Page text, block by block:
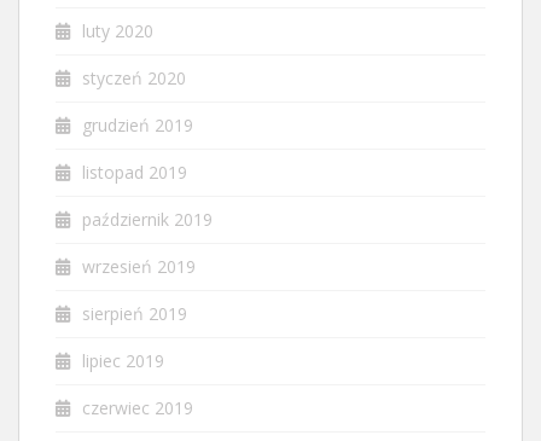
luty 2020
styczeń 2020
grudzień 2019
listopad 2019
październik 2019
wrzesień 2019
sierpień 2019
lipiec 2019
czerwiec 2019